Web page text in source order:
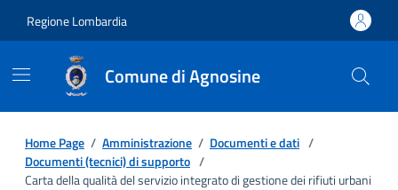
Regione Lombardia
Comune di Agnosine
Home Page / Amministrazione / Documenti e dati /
Documenti (tecnici) di supporto /
Carta della qualità del servizio integrato di gestione dei rifiuti urbani